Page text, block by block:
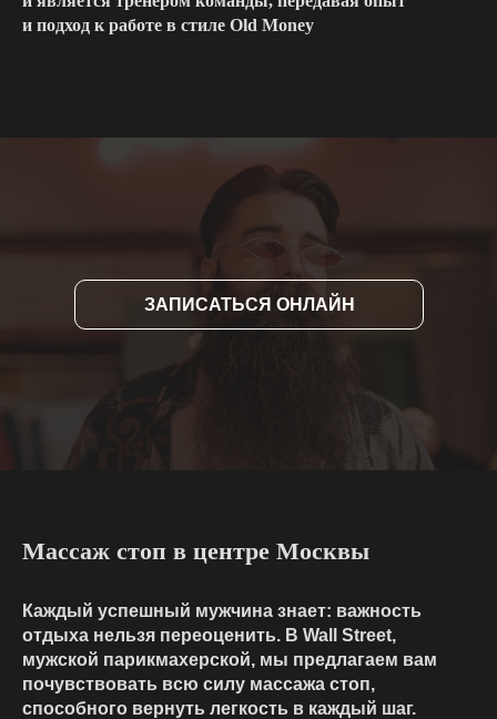
и подход к работе в стиле Old Money
ЗАПИСАТЬСЯ ОНЛАЙН
Массаж стоп в центре Москвы
Каждый успешный мужчина знает: важность
отдыха нельзя переоценить. В Wall Street,
мужской парикмахерской, мы предлагаем вам
почувствовать всю силу массажа стоп,
способного вернуть легкость в каждый шаг.